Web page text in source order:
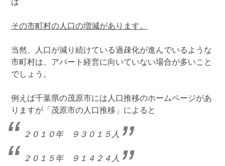
は
その市町村の人口の増減があります。
当然、人口が減り続けている過疎化が進んでいるような
市町村は、アパート経営に向いていない場合が多いこと
でしょう。
例えば千葉県の茂原市には人口推移のホームページがあ
りますが「茂原市の人口推移」によると
２０１０年 ９３０１５人
２０１５年 ９１４２４人